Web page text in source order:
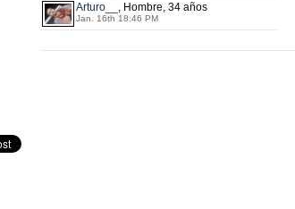
Arturo__ , Hombre, 34 años
Jan. 16th 18:46 PM